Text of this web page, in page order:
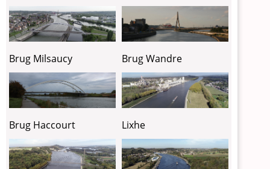
Brug Milsaucy Brug Wandre
Brug Haccourt Lixhe